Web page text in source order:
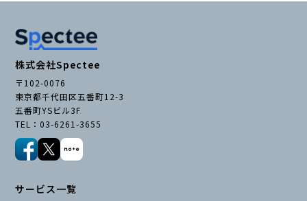
株式会社Spectee
〒102-0076
東京都千代田区五番町12-3
五番町YSビル3F
TEL：03-6261-3655
サービス一覧